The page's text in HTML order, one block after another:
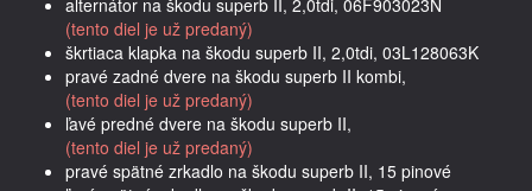
(tento diel je už predaný)
škrtiaca klapka na škodu superb II, 2,0tdi, 03L128063K
pravé zadné dvere na škodu superb II kombi,
(tento diel je už predaný)
ľavé predné dvere na škodu superb II,
(tento diel je už predaný)
pravé spätné zrkadlo na škodu superb II, 15 pinové